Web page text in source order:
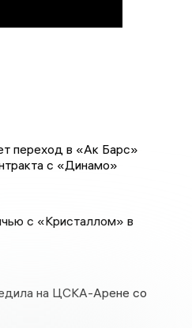
переход в «Ак Барс»
с «Динамо»
с «Кристаллом» в
на ЦСКА-Арене со